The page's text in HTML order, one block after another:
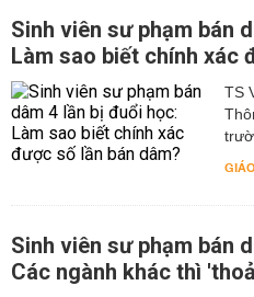
Sinh viên sư phạm bán
Làm sao biết chính xác
TS
Sinh viên sư phạm bán
Các ngành khác thì